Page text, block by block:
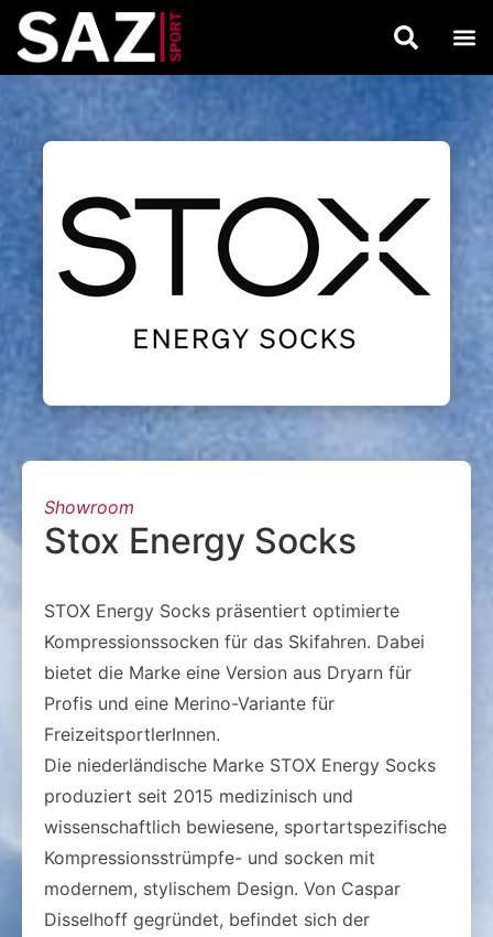
Showroom
Stox Energy Socks
STOX Energy Socks präsentiert optimierte
Kompressionssocken für das Skifahren. Dabei
bietet die Marke eine Version aus Dryarn für
Profis und eine Merino-Variante für
FreizeitsportlerInnen.
Die niederländische Marke STOX Energy Socks
produziert seit 2015 medizinisch und
wissenschaftlich bewiesene, sportartspezifische
Kompressionsstrümpfe- und socken mit
modernem, stylischem Design. Von Caspar
Disselhoff gegründet, befindet sich der